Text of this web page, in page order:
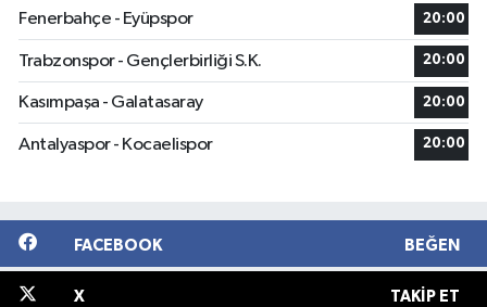
Fenerbahçe - Eyüpspor 20:00
Trabzonspor - Gençlerbirliği S.K. 20:00
Kasımpaşa - Galatasaray 20:00
Antalyaspor - Kocaelispor 20:00
FACEBOOK BEĞEN
X TAKIP ET